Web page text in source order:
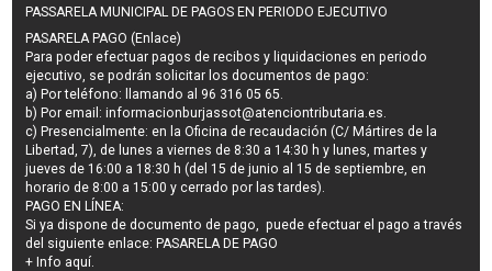
PASSARELA MUNICIPAL DE PAGOS EN PERIODO EJECUTIVO
PASARELA PAGO (Enlace)
Para poder efectuar pagos derecibos y liquidaciones en periodo
ejecutivo, se podrán solicitar los documentos de pago:
a) Por teléfono: llamando al 96 316 05 65.
b) Por email:informacionburjassot@atenciontributaria.es.
c) Presencialmente: en la Oficina de recaudación (C/ Mártires de la
Libertad, 7), de lunes a viernes de 8:30 a 14:30 h y lunes, martes y
jueves de 16:00 a 18:30 h (del 15 de junio al 15 de septiembre, en
horario de 8:00 a 15:00 y cerrado por las tardes).
PAGO EN LÍNEA:
Si ya dispone de documento de pago, puede efectuar el pago a través
del siguiente enlace:PASARELA DE PAGO
+ Info aquí.